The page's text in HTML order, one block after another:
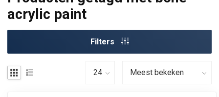
acrylic paint
Filters